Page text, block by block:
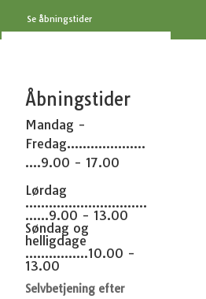
Se åbningstider
Åbningstider
Mandag -
Fredag....................
....9.00 - 17.00
Lørdag
...............................
......9.00 - 13.00
Søndag og
helligdage
................10.00 -
13.00
Selvbetjening efter